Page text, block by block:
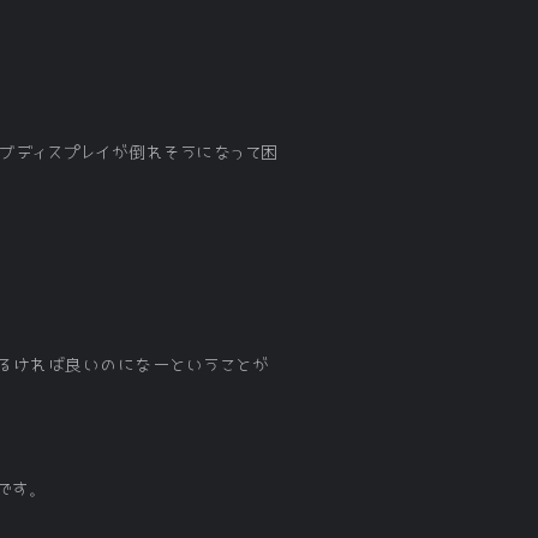
ィスプレイが倒れそうになって困
ければ良いのになーということが
す。